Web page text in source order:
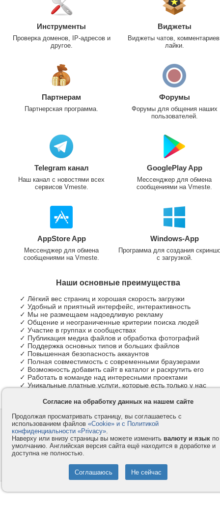
Инструменты
Проверка доменов, IP-адресов и
другое.
Виджеты
Виджеты чатов,
лайки.
Партнерам
Партнерская программа.
Форумы
Форумы для общения наших
пользователей.
Telegram канал
Наш канал с новостями всех
сервисов Vmeste.
GooglePlay App
Мессенджер для обмена
сообщениями на Vmeste.
AppStore App
Мессенджер для обмена
сообщениями на Vmeste.
Windows-App
Программа для создания
с загрузкой.
Наши основные преимущества
✓ Лёгкий вес страниц и хорошая скорость загрузки
✓ Удобный и приятный интерфейс, интерактивность
✓ Мы не размещаем надоедливую рекламу
✓ Общение и неограниченные критерии поиска людей
✓ Участие в группах и сообществах
✓ Публикация медиа файлов и обработка фотографий
✓ Поддержка основных типов и больших файлов
✓ Повышенная безопасность аккаунтов
✓ Полная совместимость с современными браузерами
✓ Возможность добавить сайт в каталог и раскрутить его
✓ Работать в команде над интересными проектами
✓ Уникальные платные услуги, которые есть только у нас
Контакты
Компания
Privacy и Cookie
Услуги
Как оплатить
Помощь
© 2008-2026
- Все права защищены.
Согласие на обработку данных на нашем сайте
Продолжая просматривать страницу, вы соглашаетесь с
использованием файлов «Cookie» и с Политикой
конфиденциальности «Privacy».
Наверху или внизу страницы вы можете изменить валюту и язык по
умолчанию. Английская версия сайта ещё находится в доработке и
доступна не полностью.